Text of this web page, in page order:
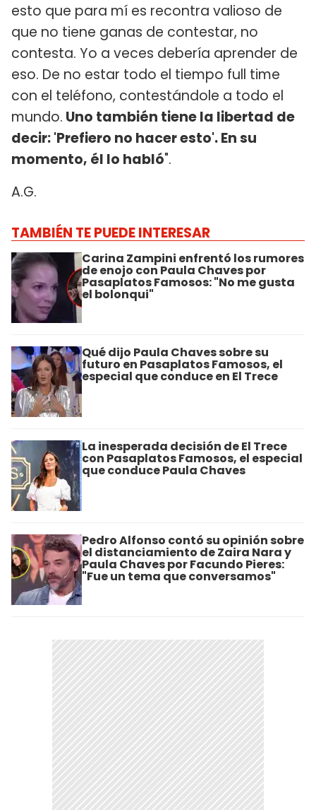
esto que para mí es recontra valioso de
que no tiene ganas de contestar, no
contesta. Yo a veces debería aprender de
eso. De no estar todo el tiempo full time
con el teléfono, contestándole a todo el
mundo. Uno también tiene la libertad de
decir: 'Prefiero no hacer esto'. En su
momento, él lo habló".
A.G.
TAMBIÉN TE PUEDE INTERESAR
Carina Zampini enfrentó los rumores
de enojo con Paula Chaves por
Pasaplatos Famosos: "No me gusta
el bolonqui"
Qué dijo Paula Chaves sobre su
futuro en Pasaplatos Famosos, el
especial que conduce en El Trece
La inesperada decisión de El Trece
con Pasaplatos Famosos, el especial
que conduce Paula Chaves
Pedro Alfonso contó su opinión sobre
el distanciamiento de Zaira Nara y
Paula Chaves por Facundo Pieres:
"Fue un tema que conversamos"